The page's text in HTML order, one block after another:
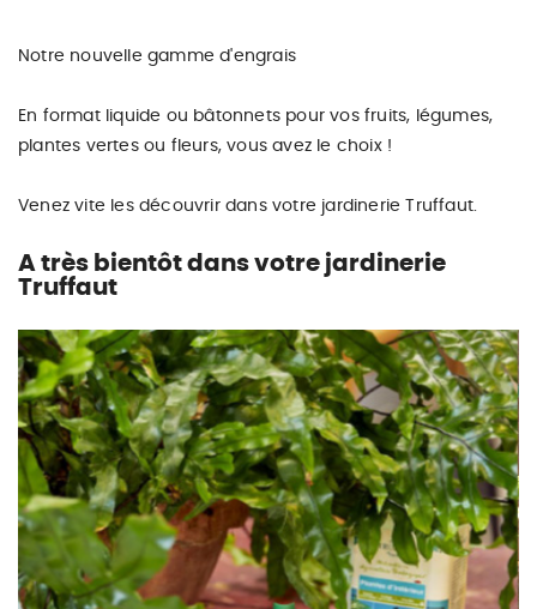
Notre nouvelle gamme d'engrais
En format liquide ou bâtonnets pour vos fruits, légumes,
plantes vertes ou fleurs, vous avez le choix !
Venez vite les découvrir dans votre jardinerie Truffaut.
A très bientôt dans votre jardinerie
Truffaut